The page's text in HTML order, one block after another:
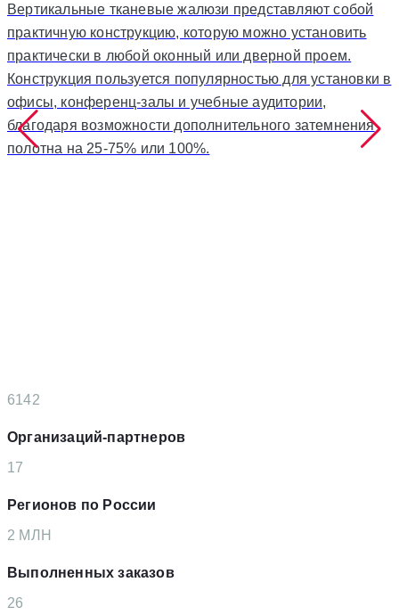
Вертикальные тканевые жалюзи представляют собой
практичную конструкцию, которую можно установить
практически в любой оконный или дверной проем.
Конструкция пользуется популярностью для установки в
офисы, конференц-залы и учебные аудитории,
благодаря возможности дополнительного затемнения
полотна на 25-75% или 100%.
6142
Организаций-партнеров
17
Регионов по России
2 MЛН
Выполненных заказов
26